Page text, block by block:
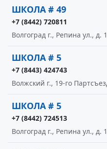
ШКОЛА # 49
+7 (8442) 720811
Волгоград г., Репина ул., д.
ШКОЛА # 5
+7 (8443) 424743
Волжский г., 19-го
ШКОЛА # 5
+7 (8442) 724513
Волгоград г., Репина ул., д.